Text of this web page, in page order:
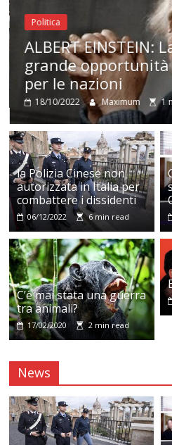
Politica
ALBERT EINSTEIN:
grande opportunità
per le nazioni
18/10/2022 Maximum 1
la Polizia Cinese non
autorizzata in Italia per
combattere i dissidenti
06/12/2022 6 min read
C’è mai stata una guerra
tra animali?
17/02/2020 2 min read
News